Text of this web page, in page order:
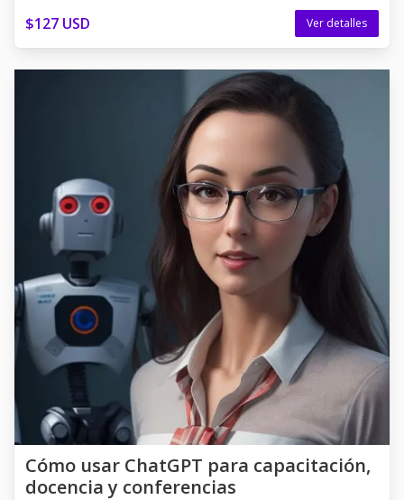
$127 USD Ver detalles
Cómo usar ChatGPT para capacitación,
docencia y conferencias